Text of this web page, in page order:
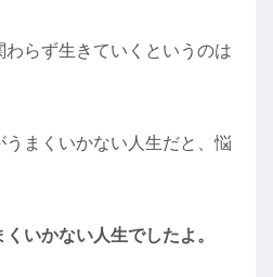
らず生きていくというのは
まくいかない人生だと、悩
いかない人生でしたよ。